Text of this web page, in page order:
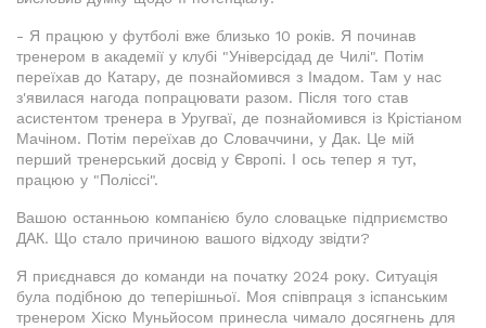
- Я працюю у футболі вже близько 10 років. Я починав
тренером в академії у клубі "Універсідад де Чилі". Потім
переїхав до Катару, де познайомився з Імадом. Там у нас
з'явилася нагода попрацювати разом. Після того став
асистентом тренера в Уругваї, де познайомився із Крістіаном
Мачіном. Потім переїхав до Словаччини, у Дак. Це мій
перший тренерський досвід у Європі. І ось тепер я тут,
працюю у "Поліссі".
Вашою останньою компанією було словацьке підприємство
ДАК. Що стало причиною вашого відходу звідти?
Я приєднався до команди на початку 2024 року. Ситуація
була подібною до теперішньої. Моя співпраця з іспанським
тренером Хіско Муньйосом принесла чимало досягнень для